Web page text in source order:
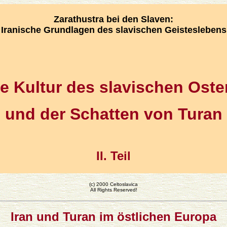
Zarathustra bei den Slaven:
Iranische Grundlagen des slavischen Geisteslebens
Kultur des slavischen
und der Schatten von Turan
II. Teil
(c) 2000 Celtoslavica
All Rights Reserved!
Iran und Turan im östlichen Europa